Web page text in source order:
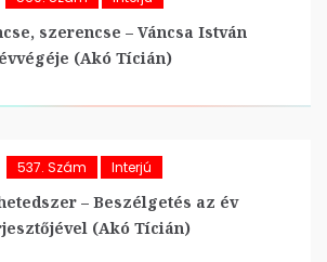
szerencse – Váncsa István
évvégéje (Akó Tícián)
537. Szám Interjú
– Beszélgetés az év
(Akó Tícián)